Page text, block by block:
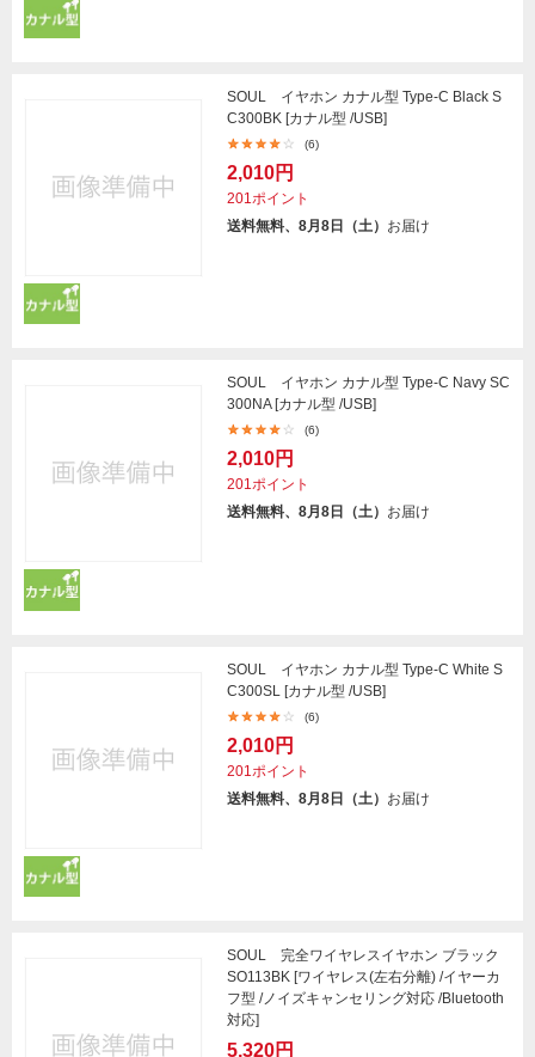
SOUL イヤホン カナル型 Type-C Black S
C300BK [カナル型 /USB]
(6)
2,010円
201ポイント
送料無料、8月8日（土） お届け
SOUL イヤホン カナル型 Type-C Navy SC
300NA [カナル型 /USB]
(6)
2,010円
201ポイント
送料無料、8月8日（土） お届け
SOUL イヤホン カナル型 Type-C White S
C300SL [カナル型 /USB]
(6)
2,010円
201ポイント
送料無料、8月8日（土） お届け
SOUL 完全ワイヤレスイヤホン ブラック
SO113BK [ワイヤレス(左右分離) /イヤーカ
フ型 /ノイズキャンセリング対応 /Bluetooth
対応]
5,320円